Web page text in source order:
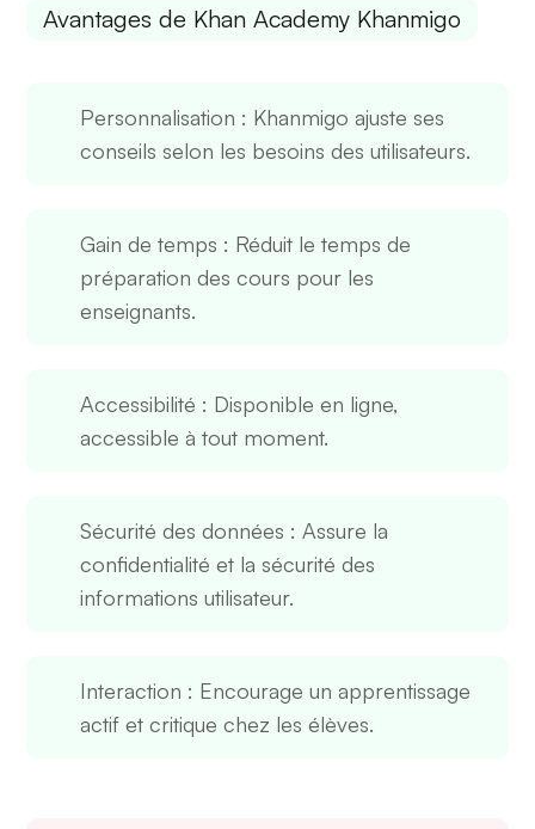
Avantages de Khan Academy Khanmigo
Personnalisation : Khanmigo ajuste ses
conseils selon les besoins des utilisateurs.
Gain de temps : Réduit le temps de
préparation des cours pour les
enseignants.
Accessibilité : Disponible en ligne,
accessible à tout moment.
Sécurité des données : Assure la
confidentialité et la sécurité des
informations utilisateur.
Interaction : Encourage un apprentissage
actif et critique chez les élèves.